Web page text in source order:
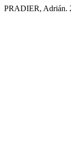
PRADIER, Adrián.